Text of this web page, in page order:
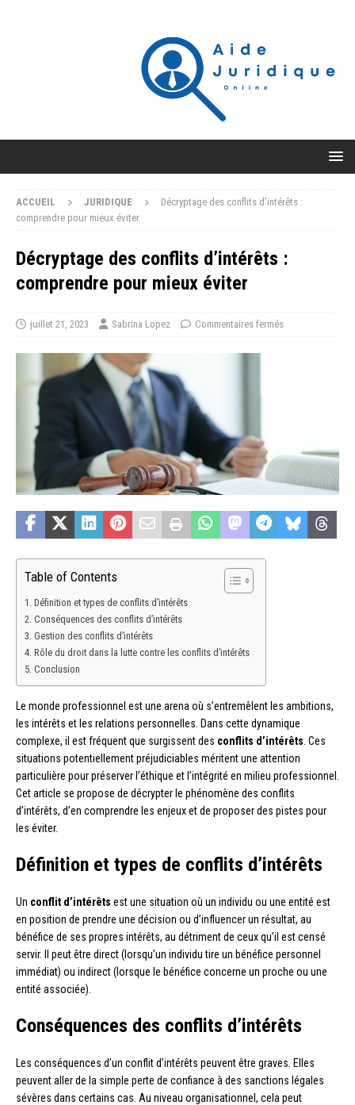
ACCUEIL JURIDIQUE
Décryptage des conflits d’intérêts :
comprendre pour mieux éviter
Décryptage des conflits d’intérêts :
comprendre pour mieux éviter
juillet 21, 2023 Sabrina Lopez Commentaires fermés
Table of Contents
Définition et types de conflits d’intérêts
Conséquences des conflits d’intérêts
Gestion des conflits d’intérêts
Rôle du droit dans la lutte contre les conflits d’intérêts
Conclusion
Le monde professionnel est une arena où s’entremêlent les ambitions,
les intérêts et les relations personnelles. Dans cette dynamique
complexe, il est fréquent que surgissent des conflits d’intérêts . Ces
situations potentiellement préjudiciables méritent une attention
particulière pour préserver l’éthique et l’intégrité en milieu professionnel.
Cet article se propose de décrypter le phénomène des conflits
d’intérêts, d’en comprendre les enjeux et de proposer des pistes pour
les éviter.
Définition et types de conflits d’intérêts
Un conflit d’intérêts est une situation où un individu ou une entité est
en position de prendre une décision ou d’influencer un résultat, au
bénéfice de ses propres intérêts, au détriment de ceux qu’il est censé
servir. Il peut être direct (lorsqu’un individu tire un bénéfice personnel
immédiat) ou indirect (lorsque le bénéfice concerne un proche ou une
entité associée).
Conséquences des conflits d’intérêts
Les conséquences d’un conflit d’intérêts peuvent être graves. Elles
peuvent aller de la simple perte de confiance à des sanctions légales
sévères dans certains cas. Au niveau organisationnel, cela peut